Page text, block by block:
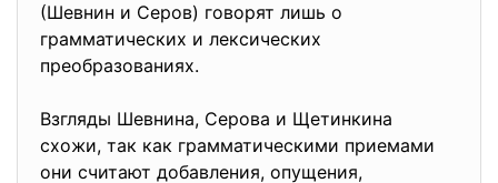
(Шевнин и Серов) говорят лишь о
грамматических и лексических
преобразованиях.
Взгляды Шевнина, Серова и Щетинкина
схожи, так как грамматическими приемами
они считают добавления, опущения,